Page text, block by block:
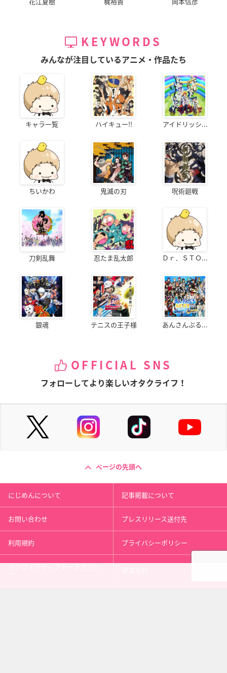
KEYWORDS
みんなが注目しているアニメ・作品たち
キャラ一覧 ハイキュー!! アイドリッシ...
ちいかわ 鬼滅の刃 呪術廻戦
刀剣乱舞 忍たま乱太郎 Ｄｒ．ＳＴＯ...
銀魂 テニスの王子様 あんさんぶる...
OFFICIAL SNS
フォローしてより楽しいオタクライフ！
ページの先頭へ
にじめんについて 記事掲載について
お問い合わせ プレスリリース送付先
利用規約 プライバシーポリシー